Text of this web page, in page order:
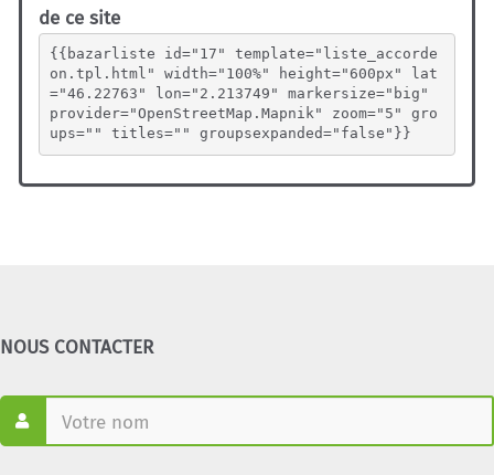
de ce site
{{bazarliste id="17" template="liste_accorde
on.tpl.html" width="100%" height="600px" lat
="46.22763" lon="2.213749" markersize="big"
provider="OpenStreetMap.Mapnik" zoom="5" gro
ups="" titles="" groupsexpanded="false"}}
NOUS CONTACTER